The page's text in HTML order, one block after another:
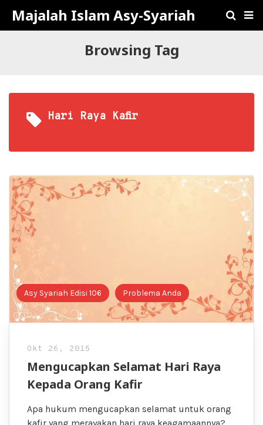
Majalah Islam Asy-Syariah
Browsing Tag
Hari Raya Kafir
Asy Syariah Edisi 106 Problema Anda
Okt 26, 2015
Mengucapkan Selamat Hari Raya
Kepada Orang Kafir
Apa hukum mengucapkan selamat untuk orang
kafir yang merayakan hari raya keagamaannya?